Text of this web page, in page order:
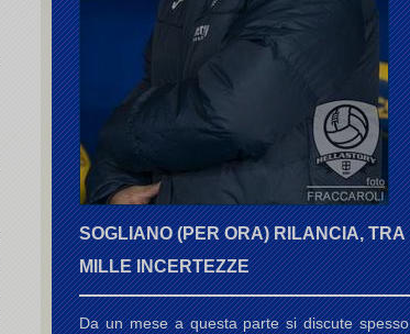
SOGLIANO (PER ORA) RILANCIA, TRA
MILLE INCERTEZZE
Da un mese a questa parte si discute spesso